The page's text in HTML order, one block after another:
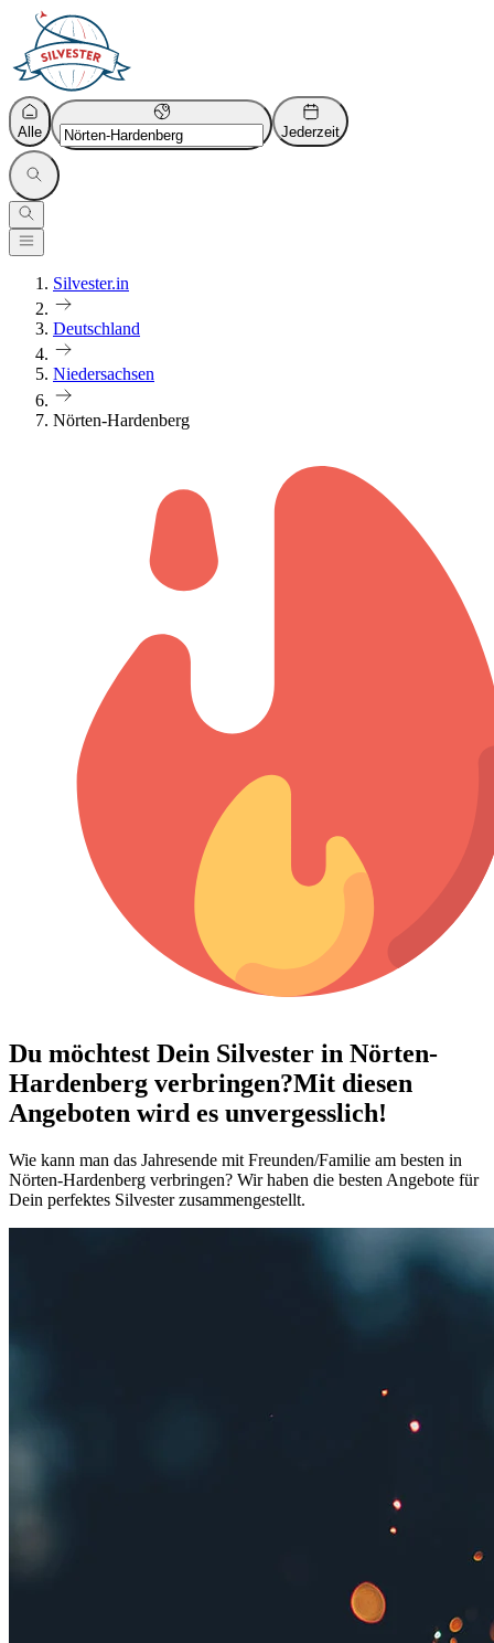
Alle Jederzeit
Silvester.in
Deutschland
Niedersachsen
Nörten-Hardenberg
Du möchtest Dein Silvester in Nörten-
Hardenberg verbringen?Mit diesen
Angeboten wird es unvergesslich!
Wie kann man das Jahresende mit Freunden/Familie am besten in
Nörten-Hardenberg verbringen? Wir haben die besten Angebote für
Dein perfektes Silvester zusammengestellt.